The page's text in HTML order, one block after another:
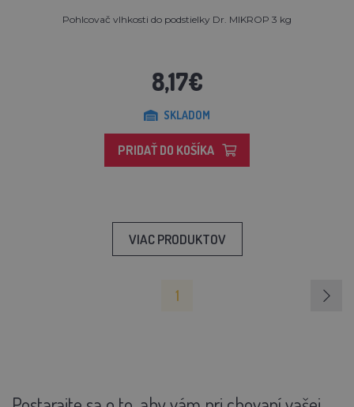
Pohlcovač vlhkosti do podstielky Dr. MIKROP 3 kg
8,17€
SKLADOM
PRIDAŤ DO KOŠÍKA
VIAC PRODUKTOV
1